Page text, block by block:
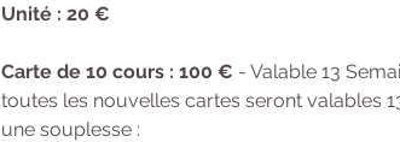
Unité : 20 €
Carte de 10 cours : 100 € - Valable 13
toutes les nouvelles cartes seront valables
une souplesse :